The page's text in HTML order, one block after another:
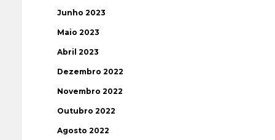
Junho 2023
Maio 2023
Abril 2023
Dezembro 2022
Novembro 2022
Outubro 2022
Agosto 2022